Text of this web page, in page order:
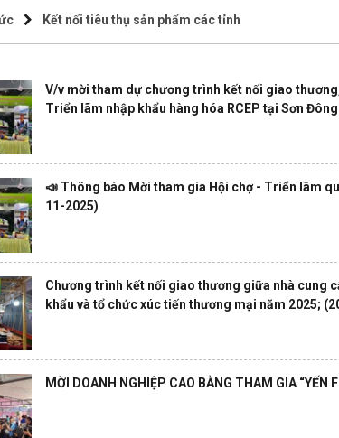
Kết nối tiêu thụ sản phẩm các tỉnh
V/v mời tham dự chương trình kết nối giao
Triển lãm nhập khẩu hàng hóa RCEP tại Sơn Đông
📣 Thông báo Mời tham gia Hội chợ - Triển lãm
11-2025)
Chương trình kết nối giao thương giữa nhà cung
khẩu và tổ chức xúc tiến thương mại năm 2025;
MỜI DOANH NGHIỆP CAO BẰNG THAM GIA “YẾN